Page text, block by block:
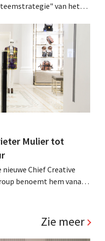
van het
About You zal de markpositie nog versterken. .
Mulier tot
Chief Creative
benoemt hem vanaf
Zie meer